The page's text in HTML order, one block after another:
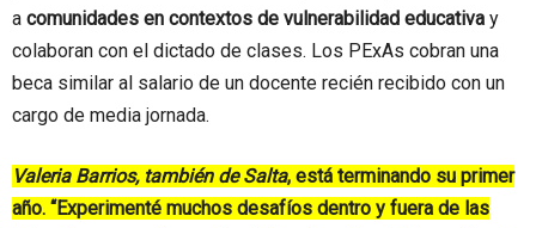
a comunidades en contextos de vulnerabilidad educativa y
colaboran con el dictado de clases. Los PExAs cobran una
beca similar al salario de un docente recién recibido con un
cargo de media jornada.
Valeria Barrios, también de Salta, está terminando su primer
año. “Experimenté muchos desafíos dentro y fuera de las